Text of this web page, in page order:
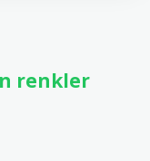
renkler